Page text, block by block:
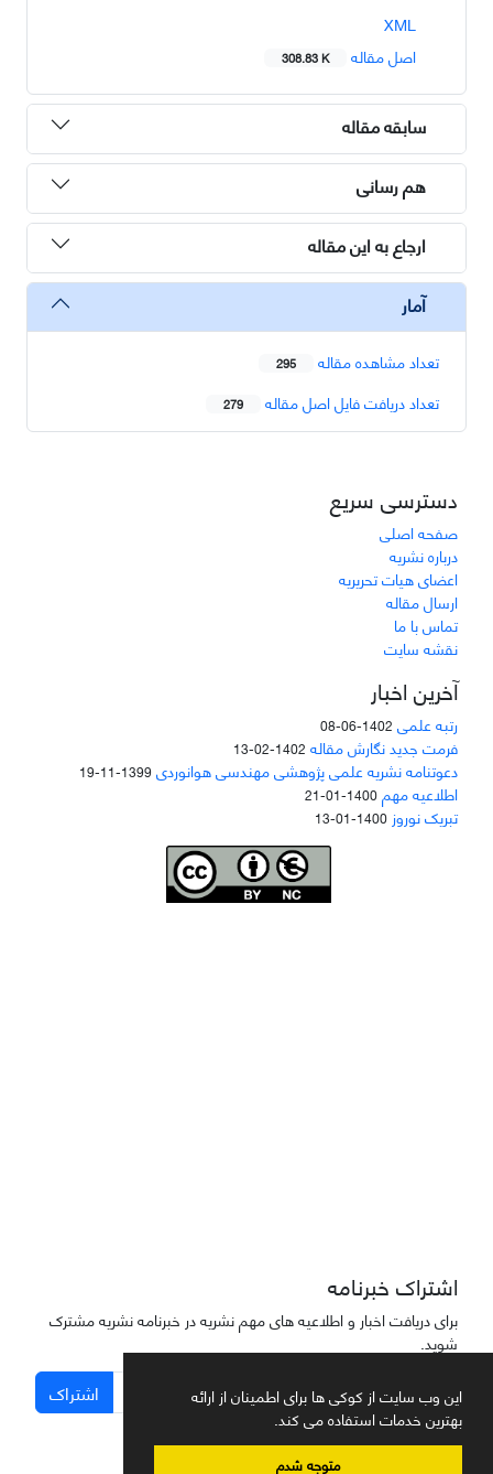
این وب سایت از کوکی ها برای اطمینان از ارائه
بهترین خدمات استفاده می کند.
متوجه شدم
XML
اصل مقاله
308.83 K
سابقه مقاله
هم رسانی
ارجاع به این مقاله
آمار
تعداد مشاهده مقاله 295
تعداد دریافت فایل اصل مقاله 279
دسترسی سریع
صفحه اصلی
درباره نشریه
اعضای هیات تحریریه
ارسال مقاله
تماس با ما
نقشه سایت
آخرین اخبار
رتبه علمی 1402-06-08
فرمت جدید نگارش مقاله 1402-02-13
دعوتنامه نشریه علمی پژوهشی مهندسی هوانوردی1399-11-19
اطلاعیه مهم1400-01-21
تبریک نوروز 1400-01-13
اشتراک خبرنامه
برای دریافت اخبار و اطلاعیه های مهم نشریه در خبرنامه نشریه مشترک
شوید.
اشتراک